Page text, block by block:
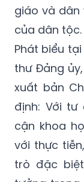
giáo và dân
của dân tộc.
Phát biểu tại
thư Đảng
xuất bản
định: Với
cận khoa
với thực
trò đặc